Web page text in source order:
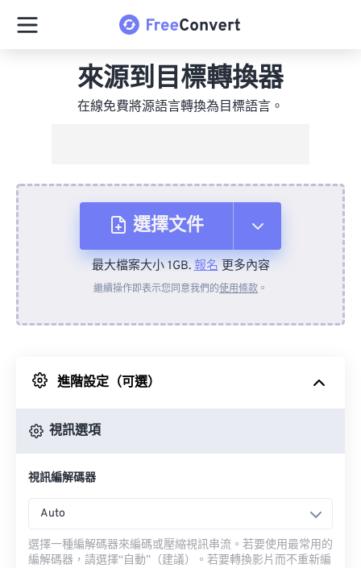
來源到目標轉換器
在線免費將源語言轉換為目標語言。
選擇文件
來自裝置
來自 Google 雲端硬碟
最大檔案大小 1GB.報名更多內容
繼續操作即表示您同意我們的使用條款 。
進階設定（可選）
視訊選項
視訊編解碼器
Auto
選擇一種編解碼器來編碼或壓縮視訊串流。若要使用最常用的
編解碼器，請選擇“自動”（建議）。若要轉換影片而不重新編